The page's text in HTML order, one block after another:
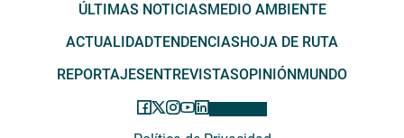
ÚLTIMAS NOTICIAS MEDIO AMBIENTE
ACTUALIDADTENDENCIAS HOJA DE RUTA
REPORTAJES ENTREVISTASOPINIÓN MUNDO